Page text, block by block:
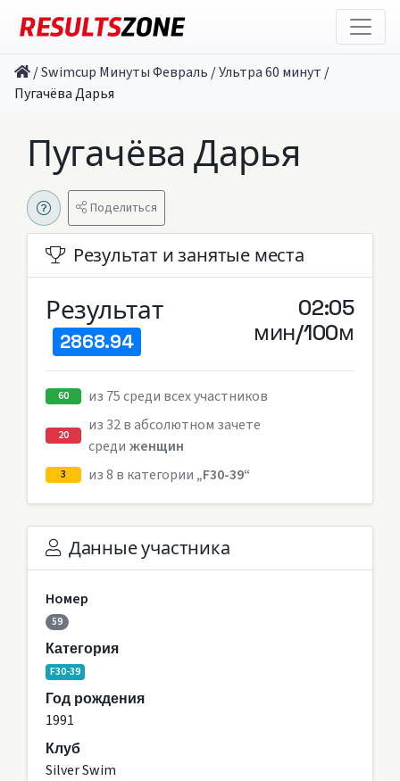
/Swimcup Минуты Февраль /Ультра 60 минут /
Пугачёва Дарья
Пугачёва Дарья
Поделиться
Результат и занятые места
Результат
2868.94
02:05
мин/100м
60 из 75 среди всех участников
20
из 32 в абсолютном зачете
среди женщин
3 из 8 в категории „F30-39“
Данные участника
Номер
59
Категория
F30-39
Год рождения
1991
Клуб
Silver Swim